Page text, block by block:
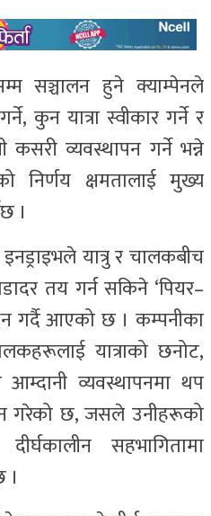
सञ्चालन हुने क्याम्पेनले
कुन यात्रा स्वीकार गर्ने र
व्यवस्थापन गर्ने भन्ने
निर्णय क्षमतालाई मुख्य
।
यात्रु र चालकबीच
तय गर्न सकिने ‘पियर–
गर्दै आएको छ । कम्पनीका
यात्राको छनोट,
व्यवस्थापनमा थप
गरेको छ, जसले उनीहरूको
सहभागितामा
।